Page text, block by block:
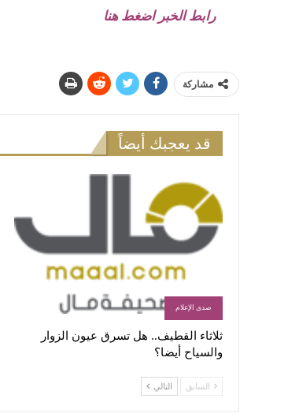
رابط الخبر اضغط هنا
مشاركة
قد يعجبك أيضاً
صدى الإعلام
ثلاثاء القطيف.. هل تسرق عيون الزوار
والسياح أيضا؟
السابق التالي